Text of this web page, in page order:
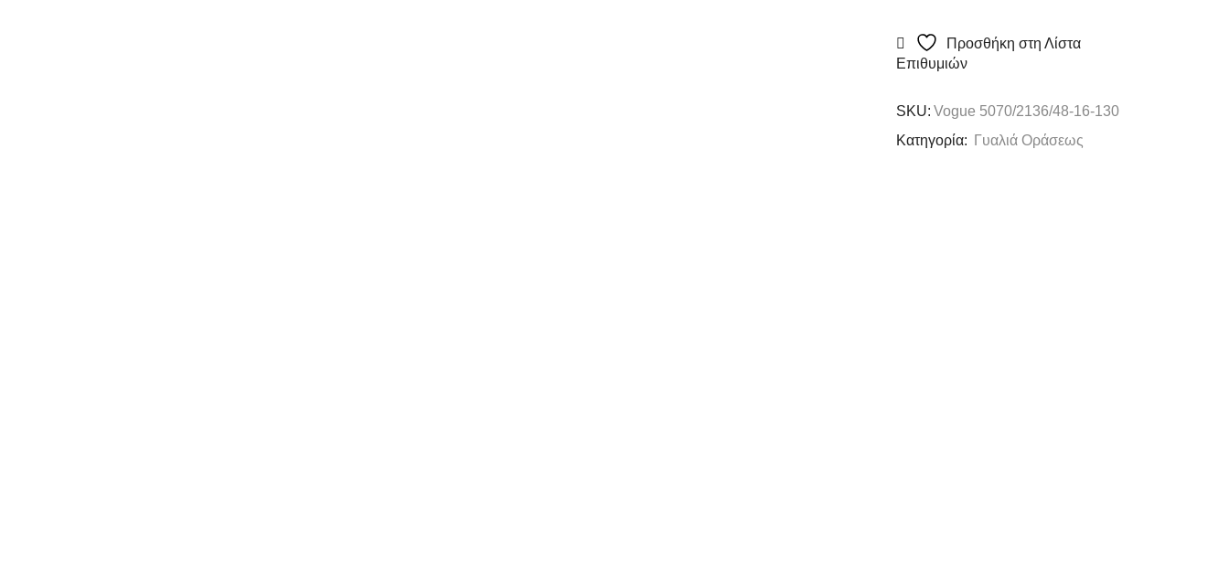
Προσθήκη στη Λίστα
Επιθυμιών
SKU: Vogue 5070/2136/48-16-130
Κατηγορία:
Γυαλιά Οράσεως